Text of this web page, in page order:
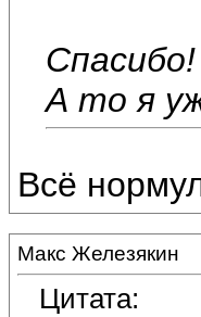
Спасибо!
А то я
Всё
Макс Железякин
Цитата: